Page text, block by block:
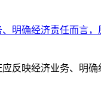
明确经济责任而言，
反映经济业务、明